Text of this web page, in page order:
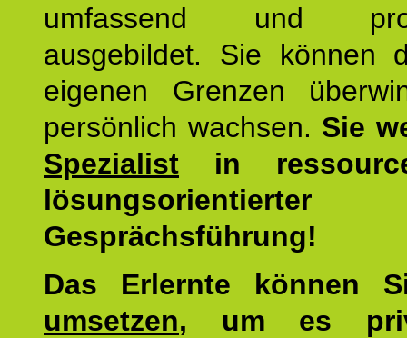
umfassend und
ausgebildet. Sie können
eigenen Grenzen
persönlich wachsen. Sie
Spezialist in
lösungsorientierter
Gesprächsführung!
Das Erlernte können
umsetzen, um es